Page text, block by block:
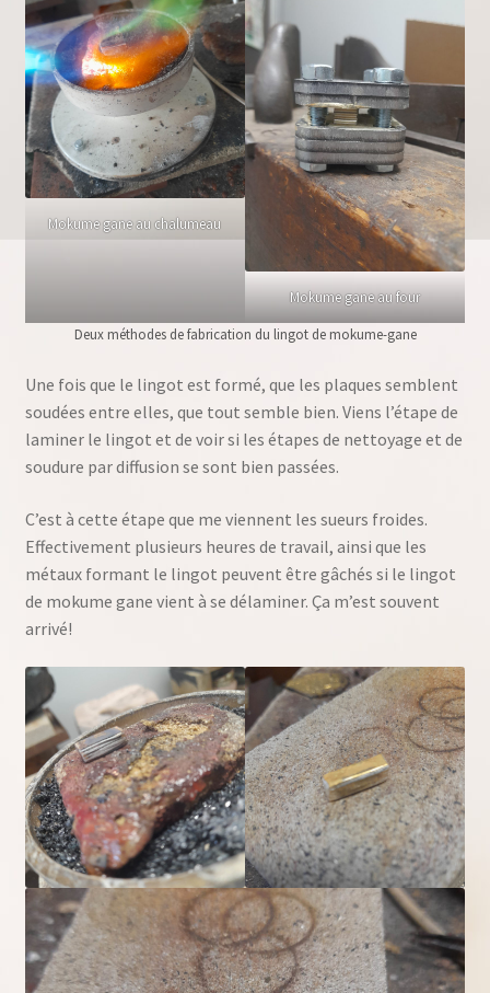
Mokume gane au chalumeau
Mokume gane au four
Deux méthodes de fabrication du lingot de mokume-gane
Une fois que le lingot est formé, que les plaques semblent
soudées entre elles, que tout semble bien. Viens l’étape de
laminer le lingot et de voir si les étapes de nettoyage et de
soudure par diffusion se sont bien passées.
C’est à cette étape que me viennent les sueurs froides.
Effectivement plusieurs heures de travail, ainsi que les
métaux formant le lingot peuvent être gâchés si le lingot
de mokume gane vient à se délaminer. Ça m’est souvent
arrivé!